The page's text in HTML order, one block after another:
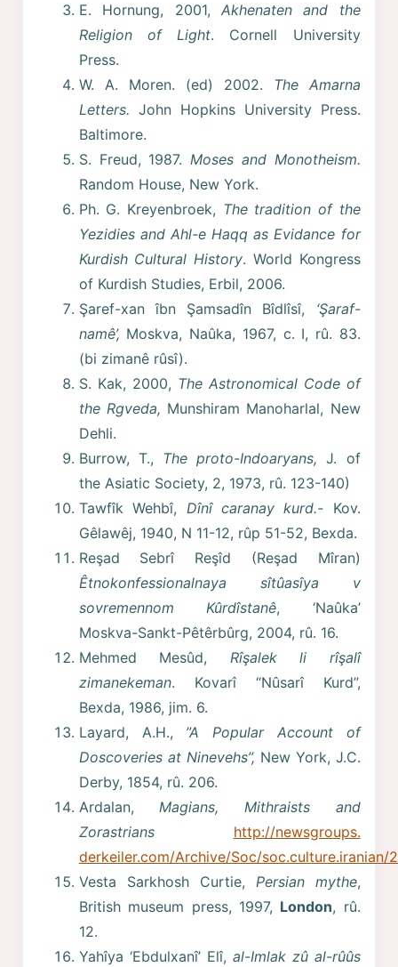
E. Hornung, 2001, Akhenaten and the
Religion of Light. Cornell University
Press.
W. A. Moren. (ed) 2002. The Amarna
Letters. John Hopkins University Press.
Baltimore.
S. Freud, 1987.Moses and Monotheism.
Random House, New York.
Ph. G. Kreyenbroek, The tradition of the
Yezidies and Ahl-e Haqq as Evidance for
Kurdish Cultural History. World Kongress
of Kurdish Studies, Erbil, 2006.
Şaref-xan îbn Şamsadîn Bîdlîsî, ‘Şaraf-
namê’, Moskva, Naûka, 1967, c. I, rû. 83.
(bi zimanê rûsî).
S. Kak, 2000, The Astronomical Code of
the Rgveda, Munshiram Manoharlal, New
Dehli.
Burrow, T., The proto-Indoaryans, J. of
the Asiatic Society, 2, 1973, rû. 123-140)
Tawfîk Wehbî, Dînî caranay kurd.- Kov.
Gêlawêj, 1940, N 11-12, rûp 51-52, Bexda.
Reşad Sebrî Reşîd (Reşad Mîran)
Êtnokonfessionalnaya sîtûasîya v
sovremennom Kûrdîstanê, ‘Naûka’
Moskva-Sankt-Pêtêrbûrg, 2004, rû. 16.
Mehmed Mesûd, Rîşalek li rîşalî
zimanekeman. Kovarî “Nûsarî Kurd”,
Bexda, 1986, jim. 6.
Layard, A.H., ”A Popular Account of
Doscoveries at Ninevehs”, New York, J.C.
Derby, 1854, rû. 206.
Ardalan,Magians, Mithraists and
Zorastrians http://newsgroups.
derkeiler.com/Archive/Soc/soc.culture.iranian/
Vesta Sarkhosh Curtie, Persian mythe,
British museum press, 1997, London, rû.
12.
Yahîya ‘Ebdulxanî’ Elî, al-Imlak zû al-rûûs